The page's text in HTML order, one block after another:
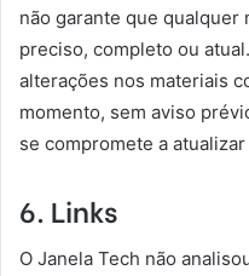
não garante que qualquer
preciso, completo ou
alterações nos materiais
momento, sem aviso
se compromete a
6. Links
O Janela Tech não